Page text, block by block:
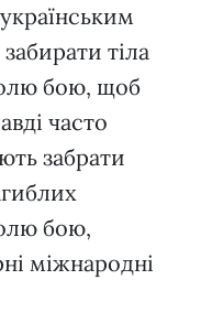
тіла
бою, щоб
часто
забрати
бою,
міжнародні